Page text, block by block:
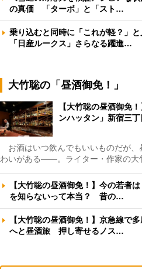
の真価 「ターボ」と「スト…
乗り込むと同時に「これが軽？」
「日産ルークス」さらなる躍進…
大竹聡の「昼酒御免！」
【大竹聡の昼酒御免
ンハッタン」新宿三
お酒はいつ飲んでもいいものだが、
わいがある――。ライター・作家の大
【大竹聡の昼酒御免！】今の若者
を知らないって本当？ 昔の…
【大竹聡の昼酒御免！】京急線で
へと昼酒旅 押し寄せるノス…